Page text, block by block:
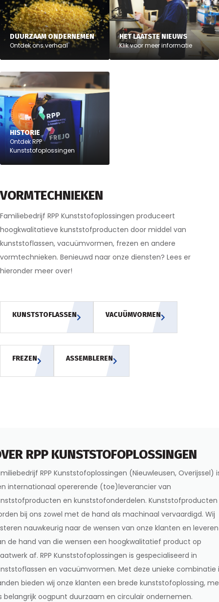
DUURZAAM ONDERNEMEN
Ontdek ons verhaal
HET LAATSTE NIEUWS
Klik voor meer informatie
HISTORIE
Ontdek RPP
Kunststofoplossingen
VORMTECHNIEKEN
Familiebedrijf RPP Kunststofoplossingen produceert
hoogkwalitatieve kunststofproducten door middel van
kunststoflassen, vacuümvormen, frezen en andere
vormtechnieken. Benieuwd naar onze diensten? Lees er
hieronder meer over!
KUNSTSTOFLASSEN VACUÜMVORMEN
FREZEN ASSEMBLEREN
RPP KUNSTSTOFOPLOSSINGEN
RPP Kunststofoplossingen (Nieuwleusen, Overijssel)
internationaal opererende (toe)leverancier van
en kunststofonderdelen. Kunststofproducten
bij ons zowel met de hand als machinaal vervaardigd. Wij
nauwkeurig naar de wensen van onze klanten en leveren
de hand van die wensen een hoogkwalitatief product op
af. RPP Kunststofoplossingen is gespecialiseerd in
en vacuümvormen. Met deze unieke combinatie
bieden wij onze klanten een brede kunststofoplossing,
belangrijk oogpunt duurzaam en circulair ondernemen.